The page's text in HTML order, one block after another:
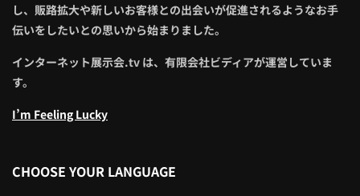
し、販路拡大や新しいお客様との出会いが促進されるようなお手
伝いをしたいとの思いから始まりました。
インターネット展示会.tv は、有限会社ビディアが運営していま
す。
I’m Feeling Lucky
CHOOSE YOUR LANGUAGE